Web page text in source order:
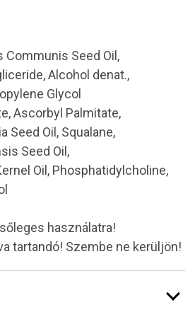
Communis Seed Oil,
Alcohol denat.,
Glycol
Ascorbyl Palmitate,
Seed Oil, Squalane,
Seed Oil,
Oil, Phosphatidylcholine,
használatra!
tartandó! Szembe ne kerüljön!